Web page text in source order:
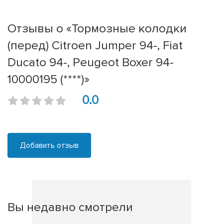
Отзывы о «Тормозные колодки
(перед) Citroen Jumper 94-, Fiat
Ducato 94-, Peugeot Boxer 94-
10000195 (****)»
0.0
Добавить отзыв
Вы недавно смотрели